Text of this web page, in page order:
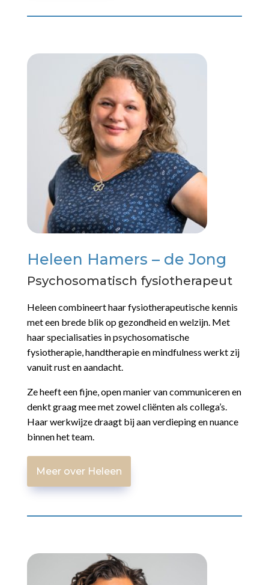
Heleen Hamers – de Jong
Psychosomatisch fysiotherapeut
Heleen combineert haar fysiotherapeutische kennis
met een brede blik op gezondheid en welzijn. Met
haar specialisaties in psychosomatische
fysiotherapie, handtherapie en mindfulness werkt zij
vanuit rust en aandacht.
Ze heeft een fijne, open manier van communiceren en
denkt graag mee met zowel cliënten als collega’s.
Haar werkwijze draagt bij aan verdieping en nuance
binnen het team.
Meer over Heleen